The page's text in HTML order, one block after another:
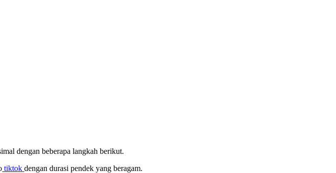
dengan beberapa langkah berikut.
tiktokdengan durasi pendek yang beragam.